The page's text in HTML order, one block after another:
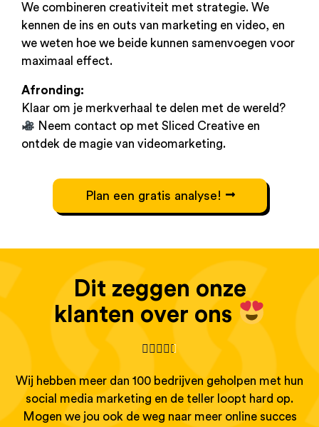
We combineren creativiteit met strategie. We
kennen de ins en outs van marketing en video, en
we weten hoe we beide kunnen samenvoegen voor
maximaal effect.
Afronding:
Klaar om je merkverhaal te delen met de wereld?
Neem contact op met Sliced Creative en
ontdek de magie van videomarketing.
Plan een gratis analyse!
Dit zeggen onze
klanten over ons
    
Wij hebben meer dan 100 bedrijven geholpen met hun
social media marketing en de teller loopt hard op.
Mogen we jou ook de weg naar meer online succes